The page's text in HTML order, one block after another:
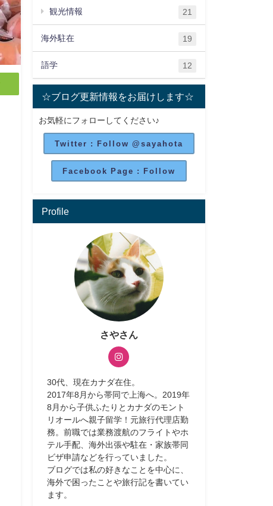
観光情報 21
海外駐在 19
語学 12
☆ブログ更新情報をお届けします☆
お気軽にフォローしてください♪
Twitter : Follow @sayahota
Facebook Page : Follow
Profile
さやさん
30代、現在カナダ在住。
2017年8月から帯同で上海へ。2019年
8月から子供ふたりとカナダのモント
リオールへ親子留学！元旅行代理店勤
務。前職では業務渡航のフライトやホ
テル手配、海外出張や駐在・家族帯同
ビザ申請などを行っていました。
ブログでは私の好きなことを中心に、
海外で困ったことや旅行記を書いてい
ます。